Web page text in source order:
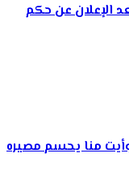
الإعلان عن حكم
منا يحسم مصيره